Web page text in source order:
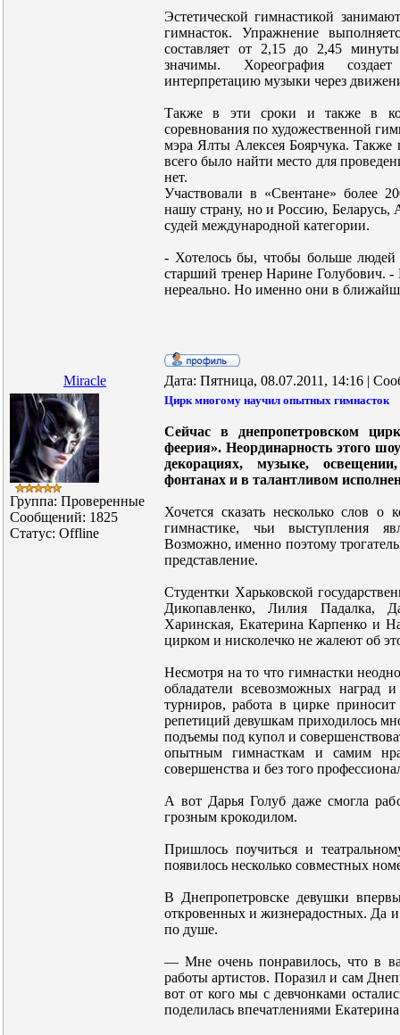
Эстетической гимнастикой
гимнасток. Упражнение
составляет от 2,15 до 2,45
значимы. Хореография
интерпретацию музыки через
Также в эти сроки и также в
соревнования по художественной
мэра Ялты Алексея Боярчука.
всего было найти место для
нет.
Участвовали в «Свентане» более
нашу страну, но и Россию,
судей международной категории.
- Хотелось бы, чтобы больше
старший тренер Нарине Голубович. -
нереально. Но именно они в
Miracle Дата: Пятница, 08.07.2011, 14:16 |
Группа: Проверенные
Сообщений: 1825
Статус: Offline
Цирк многому научил опытных гимнасток
Сейчас в днепропетровском
феерия». Неординарность этого
декорациях, музыке,
фонтанах и в талантливом
Хочется сказать несколько слов о
гимнастике, чьи выступления
Возможно, именно поэтому
представление.
Студентки Харьковской
Дикопавленко, Лилия Падалка,
Харинская, Екатерина Карпенко и
цирком и нисколечко не жалеют об
Несмотря на то что гимнастки
обладатели всевозможных наград
турниров, работа в цирке
репетиций девушкам приходилось
подъемы под купол и
опытным гимнасткам и самим
совершенства и без того
А вот Дарья Голуб даже смогла
грозным крокодилом.
Пришлось поучиться и
появилось несколько совместных
В Днепропетровске девушки
откровенных и жизнерадостных. Да
по душе.
— Мне очень понравилось, что в
работы артистов. Поразил и сам
вот от кого мы с девчонками
поделилась впечатлениями